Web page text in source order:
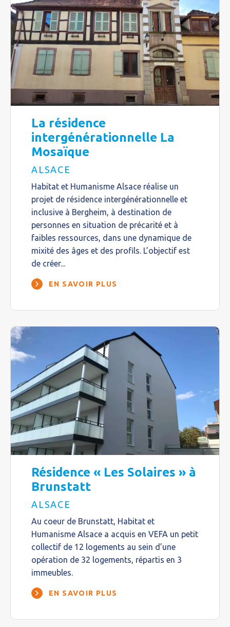
La résidence
intergénérationnelle La
Mosaïque
ALSACE
Habitat et Humanisme Alsace réalise un
projet de résidence intergénérationnelle et
inclusive à Bergheim, à destination de
personnes en situation de précarité et à
faibles ressources, dans une dynamique de
mixité des âges et des profils. L’objectif est
de créer...
EN SAVOIR PLUS
Résidence « Les Solaires » à
Brunstatt
ALSACE
Au coeur de Brunstatt, Habitat et
Humanisme Alsace a acquis en VEFA un petit
collectif de 12 logements au sein d’une
opération de 32 logements, répartis en 3
immeubles.
EN SAVOIR PLUS